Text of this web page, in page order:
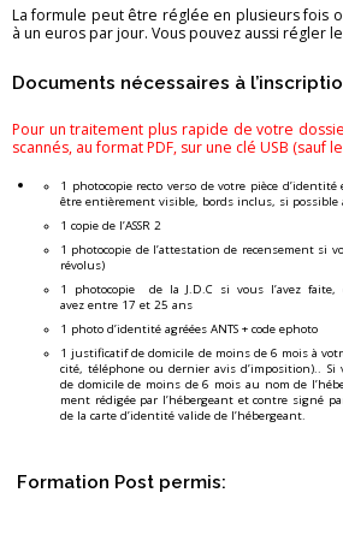
La for­mule peut être ré­glée en plu­sieurs fois
à un euros par jour. Vous pou­vez aussi ré­gler
Do­cu­ments né­ces­saires à
Pour un trai­te­ment plus ra­pide de votre
scan­nés, au for­mat PDF, sur une clé USB (sauf
1 pho­to­co­pie recto verso de votre pièce
être en­tiè­re­ment vi­sible, bords in­clus, si pos­sible
1 copie de l’ASSR 2
1 pho­to­co­pie de l’at­tes­ta­tion de re­cen­se­ment si
ré­vo­lus)
1 pho­to­co­pie de la J.D.C si vous l’avez
avez entre 17 et 25 ans
1 photo d’iden­tité agréées ANTS + code ephoto
1 jus­ti­fi­ca­tif de do­mi­cile de moins de 6 mois à
cité, té­lé­phone ou der­nier avis d’im­po­si­tion)..
de do­mi­cile de moins de 6 mois au nom de
ment ré­di­gée par l’hé­ber­geant et contre signé
de la carte d’iden­tité va­lide de l’hé­ber­geant.
For­ma­tion Post per­mis: